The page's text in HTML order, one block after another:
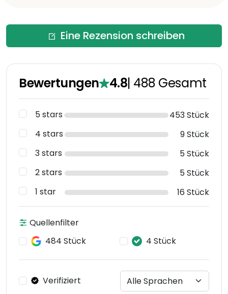
Eine Rezension schreiben
Bewertungen 4.8| 488 Gesamt
5 stars
453 Stück
4 stars
9 Stück
3 stars
5 Stück
2 stars
5 Stück
1 star
16 Stück
Quellenfilter
484 Stück
4 Stück
Verifiziert